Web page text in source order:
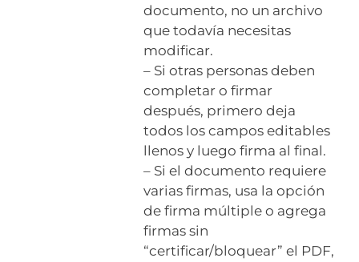
documento, no un archivo
que todavía necesitas
modificar.
– Si otras personas deben
completar o firmar
después, primero deja
todos los campos editables
llenos y luego firma al final.
– Si el documento requiere
varias firmas, usa la opción
de firma múltiple o agrega
firmas sin
“certificar/bloquear” el PDF,